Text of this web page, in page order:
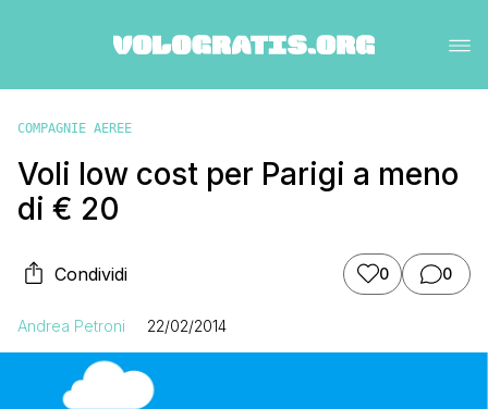
COMPAGNIE AEREE
Voli low cost per Parigi a meno
di € 20
Condividi 0 0
Andrea Petroni 22/02/2014